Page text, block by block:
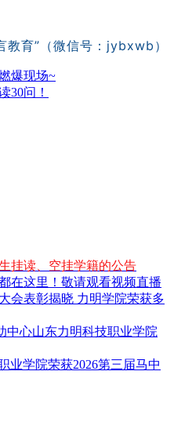
教育”（微信号：jybxwb）
爆现场~
30问！
挂读、空挂学籍的公告
在这里！敬请观看视频直播
会表彰揭晓 力明学院荣获多
中心山东力明科技职业学院
业学院荣获2026第三届马中